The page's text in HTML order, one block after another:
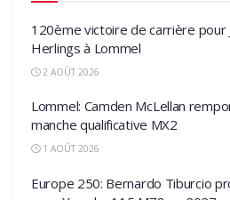
120ème victoire de carrière pour
Herlings à Lommel
2 AOÛT 2026
Lommel: Camden McLellan
manche qualificative MX2
1 AOÛT 2026
Europe 250: Bernardo Tiburcio